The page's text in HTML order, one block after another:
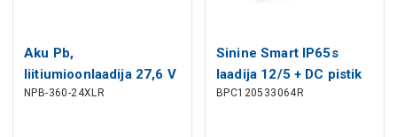
Aku Pb,
liitiumioonlaadija 27,6 V
12A, XLR, PFC, MEAN
NPB-360-24XLR
Sinine Smart IP65s
laadija 12/5 + DC pistik
BPC120533064R